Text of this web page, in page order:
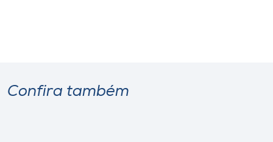
Confira também